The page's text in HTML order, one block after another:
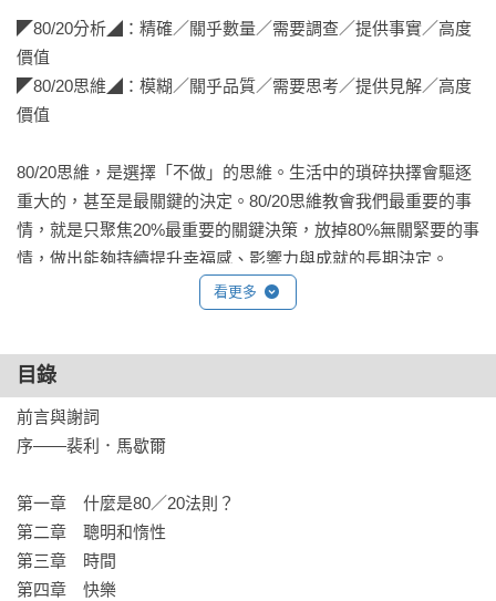
◤80/20分析◢：精確／關乎數量／需要調查／提供事實／高度
價值
◤80/20思維◢：模糊／關乎品質／需要思考／提供見解／高度
價值
80/20思維，是選擇「不做」的思維。生活中的瑣碎抉擇會驅逐
重大的，甚至是最關鍵的決定。80/20思維教會我們最重要的事
情，就是只聚焦20%最重要的關鍵決策，放掉80%無關緊要的事
情，做出能夠持續提升幸福感、影響力與成就的長期決定。
■80/20思維還可以幫助你……
改變人生觀
改善情緒
挖掘潛意識
啟動複利成長
找到完美老闆
實現財富自由
……以及更多。
看更多
目錄
前言與謝詞
序——裴利．馬歇爾
第一章　什麼是80／20法則？
第二章　聰明和惰性
第三章　時間
第四章　快樂